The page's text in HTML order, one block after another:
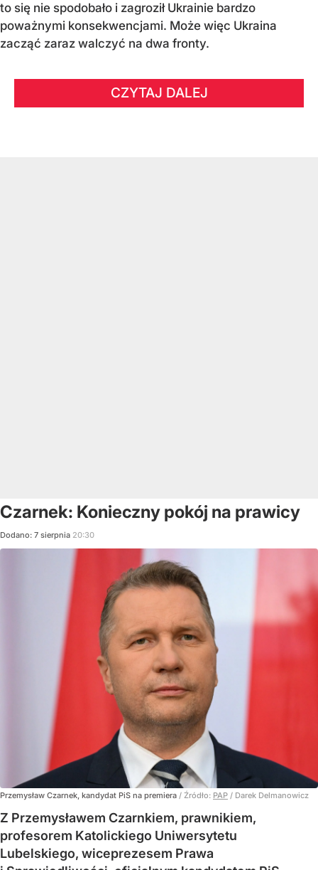
to się nie spodobało i zagroził Ukrainie bardzo
poważnymi konsekwencjami. Może więc Ukraina
zacząć zaraz walczyć na dwa fronty.
CZYTAJ DALEJ
Czarnek: Konieczny pokój na prawicy
Dodano: 7 sierpnia 20:30
Przemysław Czarnek, kandydat PiS na premiera / Źródło: PAP / Darek Delmanowicz
Z Przemysławem Czarnkiem, prawnikiem,
profesorem Katolickiego Uniwersytetu
Lubelskiego, wiceprezesem Prawa